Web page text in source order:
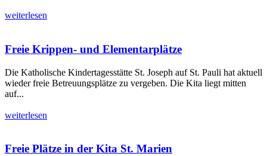
weiterlesen
Freie Krippen- und Elementarplätze
Die Katholische Kindertagesstätte St. Joseph auf St. Pauli hat aktuell
wieder freie Betreuungsplätze zu vergeben. Die Kita liegt mitten
auf...
weiterlesen
Freie Plätze in der Kita St. Marien